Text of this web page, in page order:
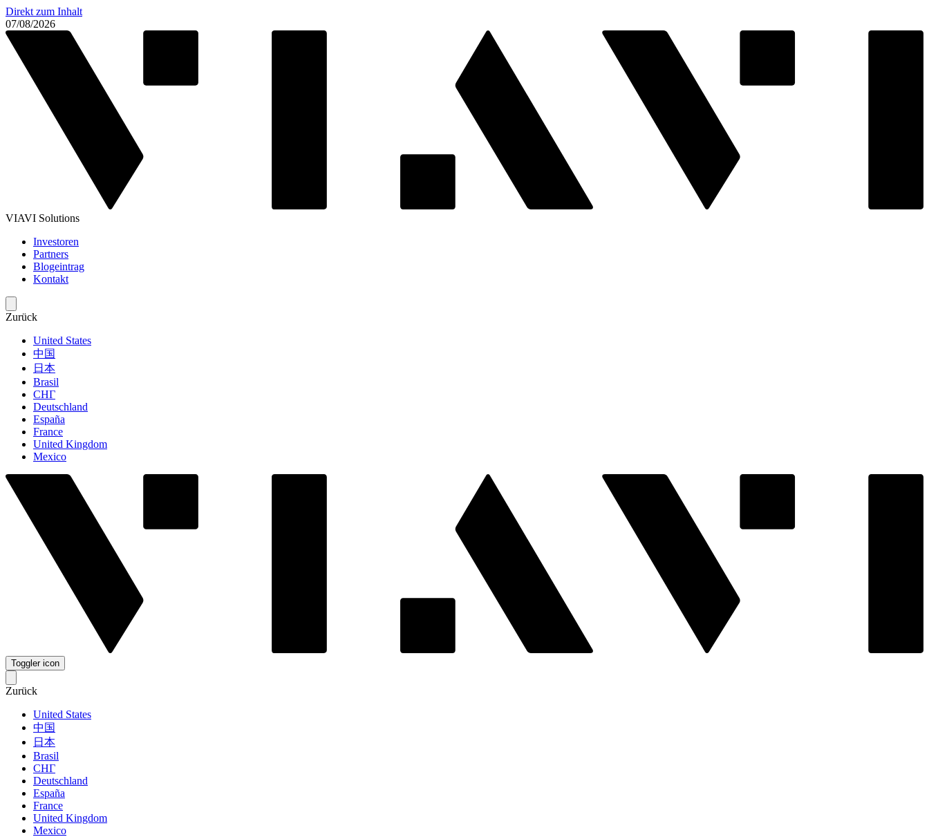
Direkt zum Inhalt
07/08/2026
VIAVI Solutions
Investoren
Partners
Blogeintrag
Kontakt
Zurück
United States
中国
日本
Brasil
СНГ
Deutschland
España
France
United Kingdom
Mexico
Toggler icon
Zurück
United States
中国
日本
Brasil
СНГ
Deutschland
España
France
United Kingdom
Mexico